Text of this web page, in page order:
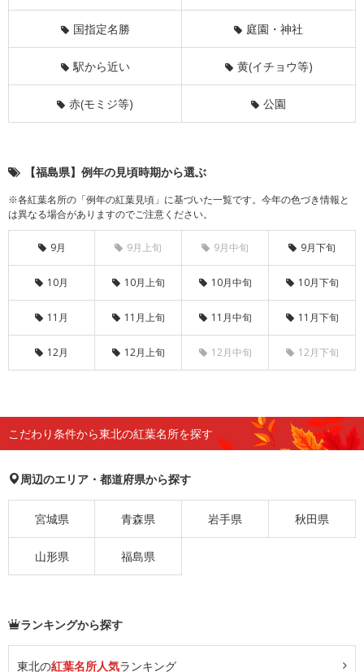
国指定名勝 庭園・神社
駅から近い 黄(イチョウ等)
赤(モミジ等) 公園
【福島県】例年の見頃時期から選ぶ
※各紅葉名所の「例年の紅葉見頃」に基づいた一覧です。今年の色づき情報と
は異なる場合がありますのでご注意ください。
9月 9月上旬 9月中旬 9月下旬
10月 10月上旬 10月中旬 10月下旬
11月 11月上旬 11月中旬 11月下旬
12月 12月上旬 12月中旬 12月下旬
こだわり条件から東北の紅葉名所を探す
周辺のエリア・都道府県から探す
宮城県 青森県 岩手県 秋田県
山形県 福島県
ランキングから探す
東北の紅葉名所人気ランキング